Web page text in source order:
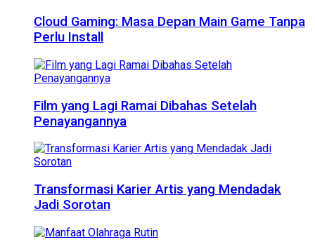
Cloud Gaming: Masa Depan Main Game Tanpa
Perlu Install
Film yang Lagi Ramai Dibahas Setelah
Penayangannya
Transformasi Karier Artis yang Mendadak
Jadi Sorotan